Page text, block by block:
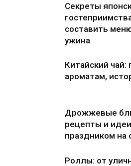
Секреты
составить
ужина
Китайский чай:
ароматам,
Дрожжевые
рецепты и
праздником на
Роллы: от